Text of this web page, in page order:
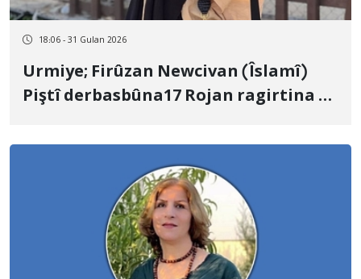
18:06 - 31 Gulan 2026
Urmiye; Firûzan Newcivan (Îslamî)
Piştî derbasbûna17 Rojan ragirtina bê
berdan